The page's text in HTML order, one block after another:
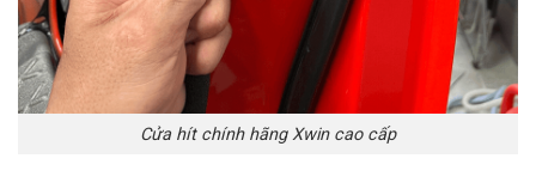
Cửa hít chính hãng Xwin cao cấp